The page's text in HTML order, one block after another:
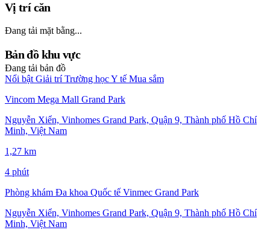
Vị trí căn
Đang tải mặt bằng...
Bản đồ khu vực
Đang tải bản đồ
Nổi bật Giải trí Trường họcY tế Mua sắm
Vincom Mega Mall Grand Park
Nguyễn Xiển, Vinhomes Grand Park, Quận 9, Thành phố Hồ Chí
Minh, Việt Nam
1,27 km
4 phút
Phòng khám Đa khoa Quốc tế Vinmec Grand Park
Nguyễn Xiển, Vinhomes Grand Park, Quận 9, Thành phố Hồ Chí
Minh, Việt Nam